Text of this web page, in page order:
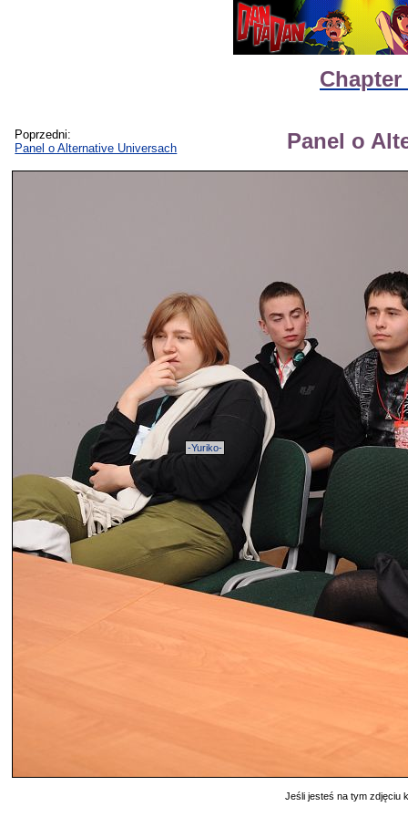
Poprzedni:
Panel o Alternative Universach
Panel o
-Yuriko-
Jeśli jesteś na tym zdjęciu